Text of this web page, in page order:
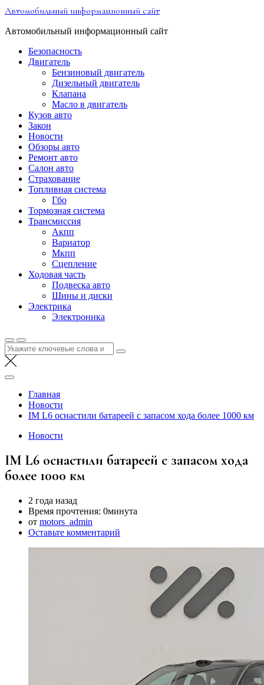
Перейти
содержимому
Автомобильный информационный сайт
Автомобильный информационный сайт
Безопасность
Двигатель
Бензиновый двигатель
Дизельный двигатель
Клапана
Масло в двигатель
Кузов авто
Закон
Новости
Обзоры авто
Ремонт авто
Салон авто
Страхование
Топливная система
Гбо
Тормозная система
Трансмиссия
Акпп
Вариатор
Мкпп
Сцепление
Ходовая часть
Подвеска авто
Шины и диски
Электрика
Электроника
Найти:
Главная
Новости
IM L6 оснастили батареей с запасом хода более 1000 км
Новости
IM L6 оснастили батареей с запасом хода
более 1000 км
2 года назад
Время прочтения: 0минута
от motors_admin
Оставьте комментарий